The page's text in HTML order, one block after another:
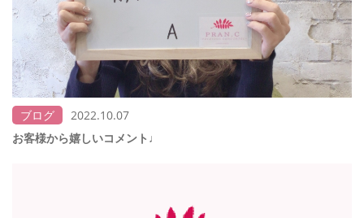
ブログ
2022.10.07
お客様から嬉しいコメント♩